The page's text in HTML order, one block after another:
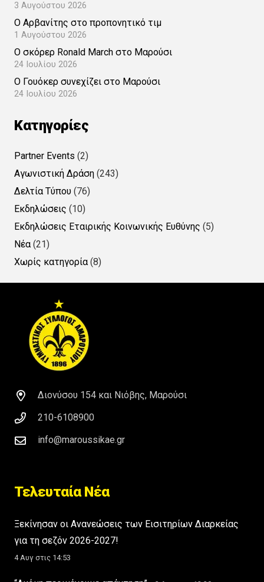
3 Αυγούστου 2026
Ο Αρβανίτης στο προπονητικό τιμ
1 Αυγούστου 2026
Ο σκόρερ Ronald March στο Μαρούσι
24 Ιουλίου 2026
Ο Γουόκερ συνεχίζει στο Μαρούσι
24 Ιουλίου 2026
Kατηγορίες
Partner Events (2)
Αγωνιστική Δράση (243)
Δελτία Τύπου (76)
Εκδηλώσεις (10)
Εκδηλώσεις Εταιρικής Κοινωνικής Ευθύνης (5)
Νέα(21)
Χωρίς κατηγορία(8)
Διονύσου 154 και Νιόβης, Μαρούσι
210-6108900
info@maroussikae.gr
Τελευταία Νέα
Ξεκίνησαν οι Ανανεώσεις των Εισιτηρίων Διαρκείας
για τη σεζόν 2026-2027!
4 Αυγ στις 14:53